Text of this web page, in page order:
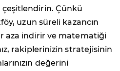
Çünkü
uzun süreli kazancın
aza indirir ve matematiği
rakiplerinizin stratejisinin
değerini